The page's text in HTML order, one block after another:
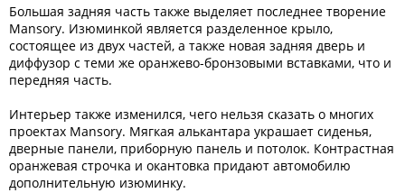
Большая задняя часть также выделяет последнее творение
Mansory. Изюминкой является разделенное крыло,
состоящее из двух частей, а также новая задняя дверь и
диффузор с теми же оранжево-бронзовыми вставками, что и
передняя часть.
Интерьер также изменился, чего нельзя сказать о многих
проектах Mansory. Мягкая алькантара украшает сиденья,
дверные панели, приборную панель и потолок. Контрастная
оранжевая строчка и окантовка придают автомобилю
дополнительную изюминку.